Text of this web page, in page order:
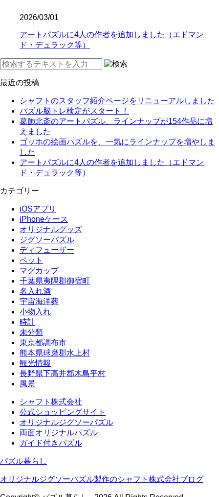
2026/03/01
アートパズルに4人の作者を追加しました（エドマン
ド・デュラック等）
最近の投稿
シャフトのスタッフ紹介ページをリニューアルしました
パズル脳トレ検定がスタート！
葛飾北斎のアートパズル、ラインナップが154作品に増
えました
ゴッホの絵画パズルを、一気にラインナップを増やしま
した
アートパズルに4人の作者を追加しました（エドマン
ド・デュラック等）
カテゴリー
iOSアプリ
iPhoneケース
オリジナルグッズ
ジグソーパズル
ディフューザー
ペット
マグカップ
千葉県夷隅郡御宿町
名入れ酒
宇宙海洋葬
小物入れ
時計
未分類
東京都調布市
熊本県球磨郡水上村
観光情報
長野県下高井郡木島平村
風景
シャフト株式会社
公式ショッピングサイト
オリジナルジグソーパズル
両面オリジナルパズル
ガイド付きパズル
パズル暮らし
オリジナルジグソーパズル製作のシャフト株式会社ブログ